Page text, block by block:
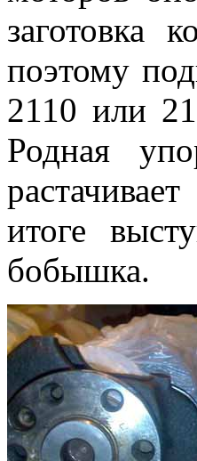
заготовка
поэтому
2110 или
Родная
итоге
бобышка.